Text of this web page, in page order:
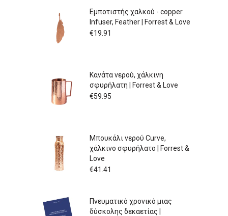
Εμποτιστής χαλκού - copper
Infuser, Feather | Forrest & Love
€19.91
Κανάτα νερού, χάλκινη
σφυρήλατη | Forrest & Love
€59.95
Μπουκάλι νερού Curve,
χάλκινο σφυρήλατο | Forrest &
Love
€41.41
Πνευματικό χρονικό μιας
δύσκολης δεκαετίας |